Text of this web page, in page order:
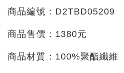
商品編號：D2TBD05209
商品售價：1380元
商品材質：100%聚酯纖維